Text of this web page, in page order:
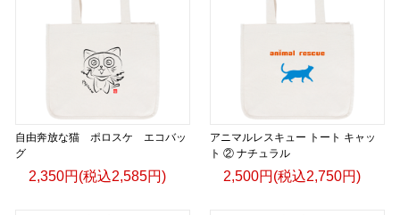
自由奔放な猫 ポロスケ エコバッ
グ
2,350円(税込2,585円)
アニマルレスキュー トート キャッ
ト ② ナチュラル
2,500円(税込2,750円)